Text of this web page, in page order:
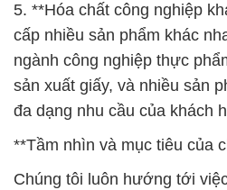
5. **Hóa chất công nghiệp
cấp nhiều sản phẩm khác
ngành công nghiệp thực
sản xuất giấy, và nhiều sản
đa dạng nhu cầu của khách
**Tầm nhìn và mục tiêu của
Chúng tôi luôn hướng tới